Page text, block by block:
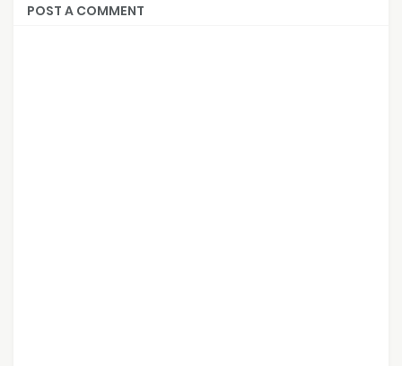
POST A COMMENT